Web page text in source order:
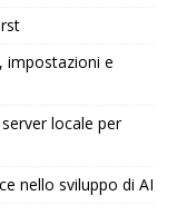
impostazioni e
locale per
nello sviluppo di AI